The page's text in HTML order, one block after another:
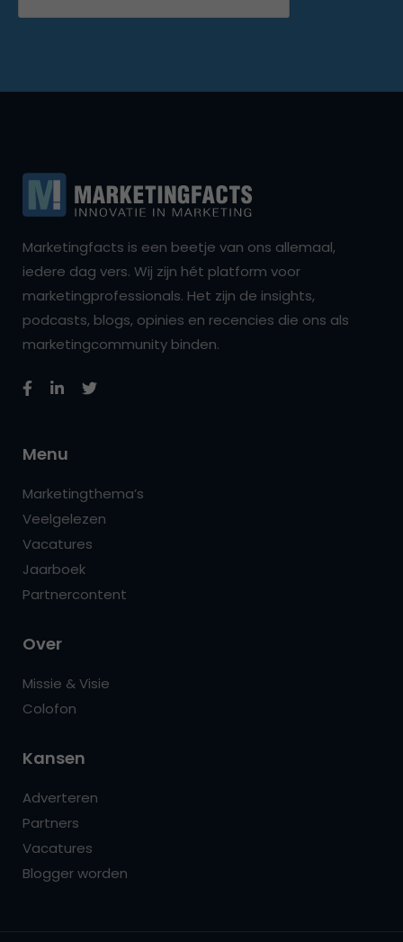
Marketingfacts is een beetje van ons allemaal,
iedere dag vers. Wij zijn hét platform voor
marketingprofessionals. Het zijn de insights,
podcasts, blogs, opinies en recencies die ons als
marketingcommunity binden.
Menu
Marketingthema’s
Veelgelezen
Vacatures
Jaarboek
Partnercontent
Over
Missie & Visie
Colofon
Kansen
Adverteren
Partners
Vacatures
Blogger worden